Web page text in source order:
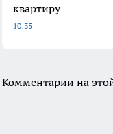
квартиру
10:35
Комментарии на